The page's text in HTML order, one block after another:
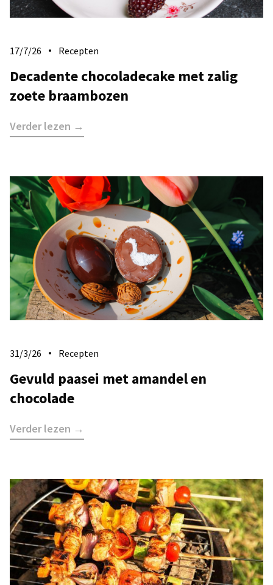
17/7/26 Recepten
Decadente chocoladecake met zalig
zoete braambozen
Verder lezen →
31/3/26 Recepten
Gevuld paasei met amandel en
chocolade
Verder lezen →